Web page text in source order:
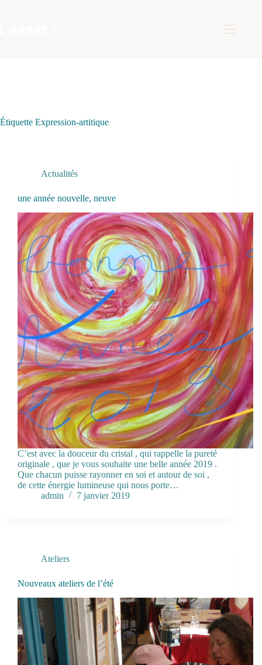
Étiquette Expression-artitique
Actualités
une année nouvelle, neuve
C’est avec la douceur du cristal , qui rappelle la pureté
originale , que je vous souhaite une belle année 2019 .
Que chacun puisse rayonner en soi et autour de soi ,
de cette énergie lumineuse qui nous porte…
admin
7 janvier 2019
Ateliers
Nouveaux ateliers de l’été